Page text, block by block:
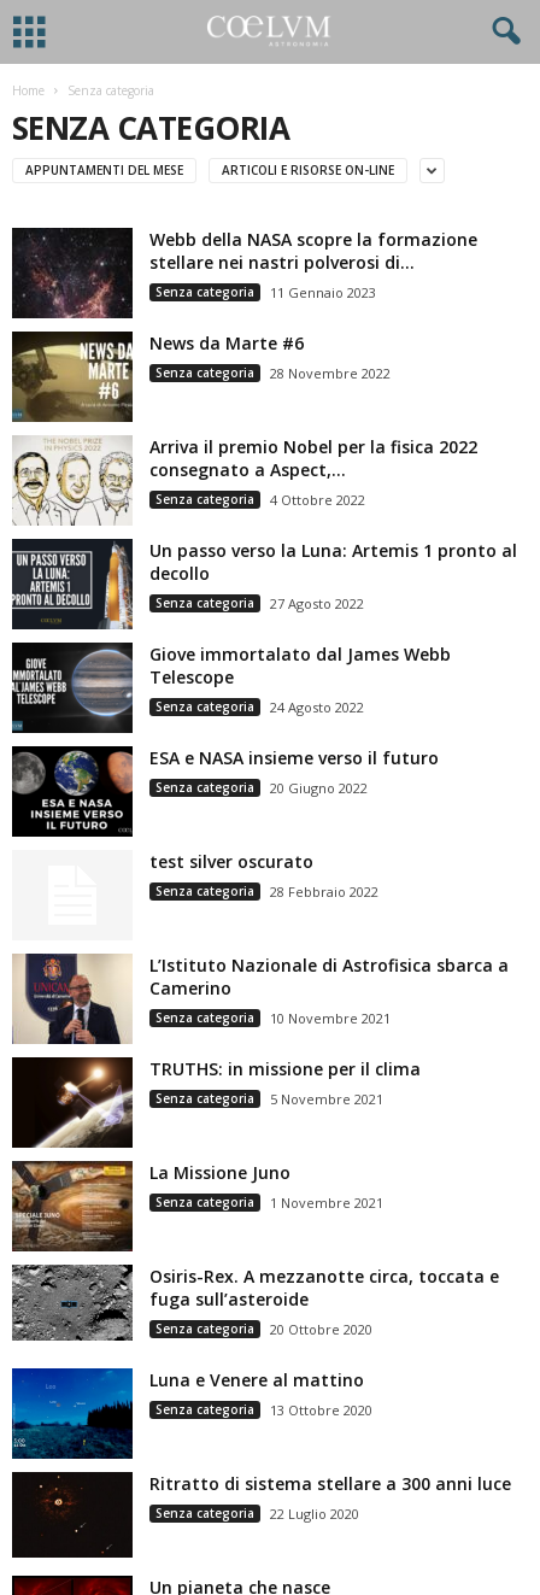
Home Senza categoria
SENZA CATEGORIA
APPUNTAMENTI DEL MESE ARTICOLI E RISORSE ON-LINE
Webb della NASA scopre la formazione
stellare nei nastri polverosi di...
Senza categoria 11 Gennaio 2023
News da Marte #6
Senza categoria 28 Novembre 2022
Arriva il premio Nobel per la fisica 2022
consegnato a Aspect,...
Senza categoria 4 Ottobre 2022
Un passo verso la Luna: Artemis 1 pronto al
decollo
Senza categoria 27 Agosto 2022
Giove immortalato dal James Webb
Telescope
Senza categoria 24 Agosto 2022
ESA e NASA insieme verso il futuro
Senza categoria 20 Giugno 2022
test silver oscurato
Senza categoria 28 Febbraio 2022
L’Istituto Nazionale di Astrofisica sbarca a
Camerino
Senza categoria 10 Novembre 2021
TRUTHS: in missione per il clima
Senza categoria 5 Novembre 2021
La Missione Juno
Senza categoria 1 Novembre 2021
Osiris-Rex. A mezzanotte circa, toccata e
fuga sull’asteroide
Senza categoria 20 Ottobre 2020
Luna e Venere al mattino
Senza categoria 13 Ottobre 2020
Ritratto di sistema stellare a 300 anni luce
Senza categoria 22 Luglio 2020
Un pianeta che nasce